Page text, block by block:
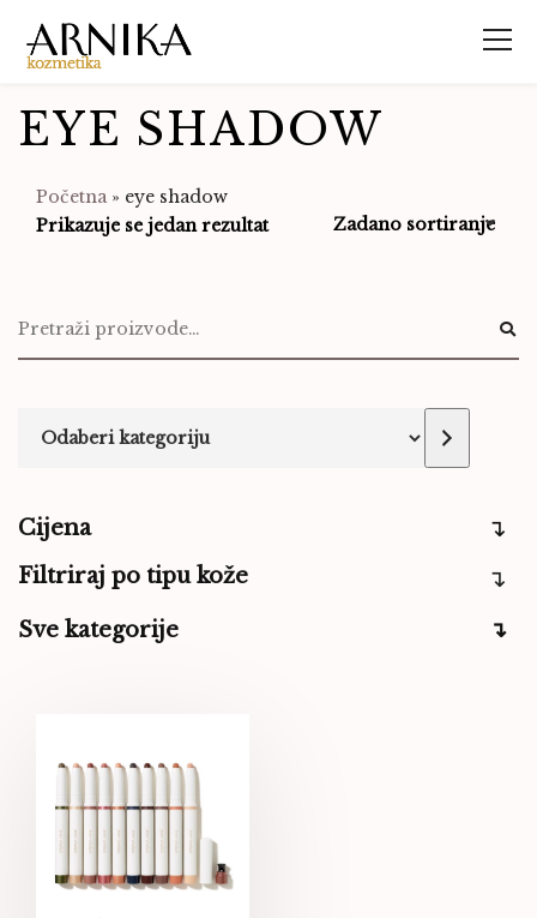
EYE SHADOW
Početna» eye shadow
Prikazuje se jedan rezultat
Cijena
Filtriraj po tipu kože
Sve kategorije